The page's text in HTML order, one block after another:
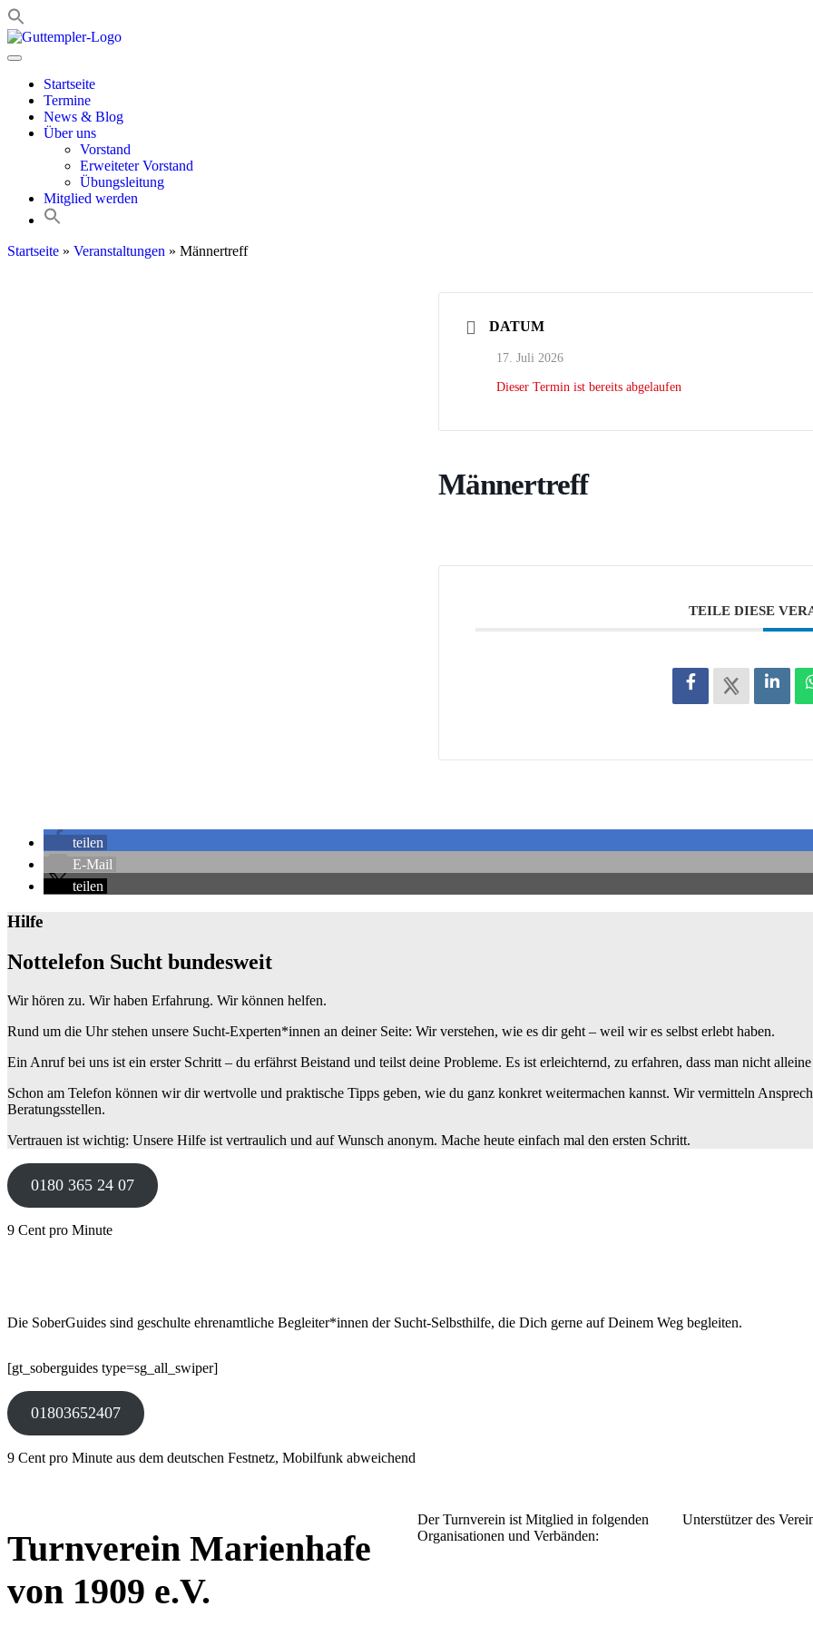
Zum
Inhalt
Startseite
Termine
News & Blog
Über uns
Vorstand
Erweiteter Vorstand
Übungsleitung
Mitglied werden
Startseite » Veranstaltungen » Männertreff
DATUM
17. Juli 2026
Dieser Termin ist bereits abgelaufen
Männertreff
TEILE DIESE
teilen
E-Mail
teilen
Hilfe
Nottelefon Sucht bundesweit
Wir hören zu. Wir haben Erfahrung. Wir können helfen.
Rund um die Uhr stehen unsere Sucht-Experten*innen an deiner Seite: Wir verstehen, wie es dir geht – weil wir es selbst erlebt haben.
Ein Anruf bei uns ist ein erster Schritt – du erfährst Beistand und teilst deine Probleme. Es ist erleichternd, zu erfahren, dass man nicht alleine
Schon am Telefon können wir dir wertvolle und praktische Tipps geben, wie du ganz konkret weitermachen kannst. Wir vermitteln
Beratungsstellen.
Vertrauen ist wichtig: Unsere Hilfe ist vertraulich und auf Wunsch anonym. Mache heute einfach mal den ersten Schritt.
0180 365 24 07
9 Cent pro Minute
Die SoberGuides sind geschulte ehrenamtliche Begleiter*innen der Sucht-Selbsthilfe, die Dich gerne auf Deinem Weg begleiten.
[gt_soberguides type=sg_all_swiper]
01803652407
9 Cent pro Minute aus dem deutschen Festnetz, Mobilfunk abweichend
Turnverein Marienhafe
von 1909 e.V.
Der Turnverein ist Mitglied in folgenden
Organisationen und Verbänden:
Unterstützer des